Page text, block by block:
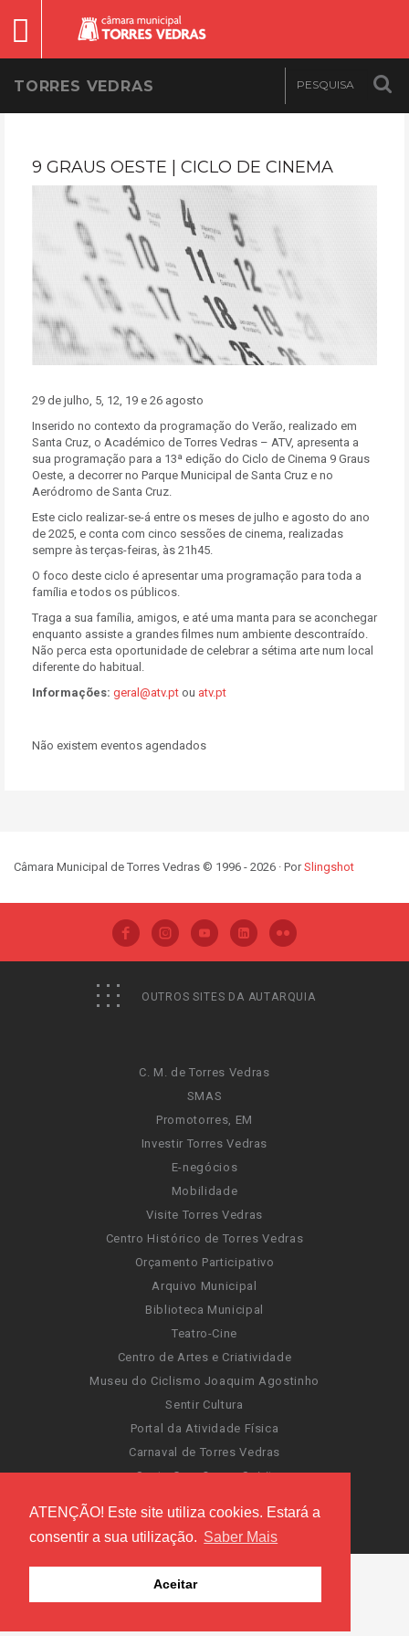
ATENÇÃO! Este site utiliza cookies. Estará a
consentir a sua utilização. Saber Mais
Aceitar
TORRES VEDRAS
9 GRAUS OESTE | CICLO DE CINEMA
29 de julho, 5, 12, 19 e 26 agosto
Inserido no contexto da programação do Verão, realizado em
Santa Cruz, o Académico de Torres Vedras – ATV, apresenta a
sua programação para a 13ª edição do Ciclo de Cinema 9 Graus
Oeste, a decorrer no Parque Municipal de Santa Cruz e no
Aeródromo de Santa Cruz.
Este ciclo realizar-se-á entre os meses de julho e agosto do ano
de 2025, e conta com cinco sessões de cinema, realizadas
sempre às terças-feiras, às 21h45.
O foco deste ciclo é apresentar uma programação para toda a
família e todos os públicos.
Traga a sua família, amigos, e até uma manta para se aconchegar
enquanto assiste a grandes filmes num ambiente descontraído.
Não perca esta oportunidade de celebrar a sétima arte num local
diferente do habitual.
Informações: geral@atv.pt ou atv.pt
Não existem eventos agendados
Câmara Municipal de Torres Vedras © 1996 - 2026 · PorSlingshot
OUTROS SITES DA AUTARQUIA
C. M. de Torres Vedras
SMAS
Promotorres, EM
Investir Torres Vedras
E-negócios
Mobilidade
Visite Torres Vedras
Centro Histórico de Torres Vedras
Orçamento Participativo
Arquivo Municipal
Biblioteca Municipal
Teatro-Cine
Centro de Artes e Criatividade
Museu do Ciclismo Joaquim Agostinho
Sentir Cultura
Portal da Atividade Física
Carnaval de Torres Vedras
Santa Cruz Ocean Spirit